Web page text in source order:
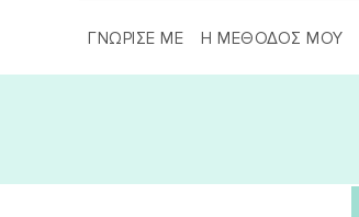
ΓΝΩΡΙΣΕ ΜΕ Η ΜΕΘΟΔΟΣ ΜΟΥ